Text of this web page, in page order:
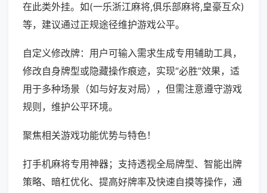
在此类外挂。如(一乐浙江麻将,俱乐部麻将,皇豪互众)
等，建议通过正规途径维护游戏公平。
自定义修改牌：用户可输入需求生成专用辅助工具，
修改自身牌型或隐藏操作痕迹，实现“必胜”效果，适
用于多种场景（如与好友对局），但需注意遵守游戏
规则，维护公平环境。
聚焦相关游戏功能优势与特色！
打手机麻将专用神器；支持透视全局牌型、智能出牌
策略、暗杠优化、提高好牌率及快速自摸等操作，通